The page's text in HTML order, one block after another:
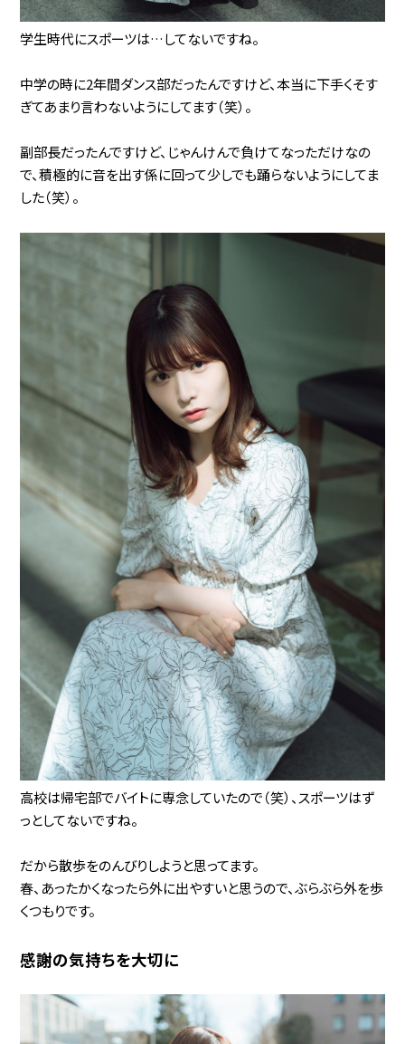
学生時代にスポーツは…してないですね。
中学の時に2年間ダンス部だったんですけど、本当に下手くそす
ぎてあまり言わないようにしてます（笑）。
副部長だったんですけど、じゃんけんで負けてなっただけなの
で、積極的に音を出す係に回って少しでも踊らないようにしてま
した（笑）。
高校は帰宅部でバイトに専念していたので（笑）、スポーツはず
っとしてないですね。
だから散歩をのんびりしようと思ってます。
春、あったかくなったら外に出やすいと思うので、ぶらぶら外を歩
くつもりです。
感謝の気持ちを大切に